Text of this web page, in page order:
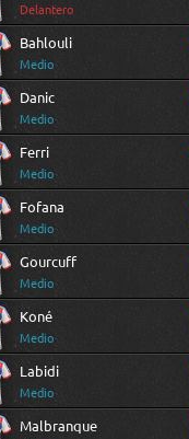
Delantero
Bahlouli
Medio
Danic
Medio
Ferri
Medio
Fofana
Medio
Gourcuff
Medio
Koné
Medio
Labidi
Medio
Malbranque